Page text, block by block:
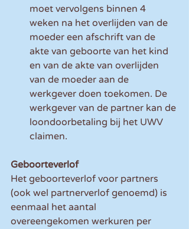
moet vervolgens binnen 4
weken na het overlijden van de
moeder een afschrift van de
akte van geboorte van het kind
en van de akte van overlijden
van de moeder aan de
werkgever doen toekomen. De
werkgever van de partner kan de
loondoorbetaling bij het UWV
claimen.
Geboorteverlof
Het geboorteverlof voor partners
(ook wel partnerverlof genoemd) is
eenmaal het aantal
overeengekomen werkuren per